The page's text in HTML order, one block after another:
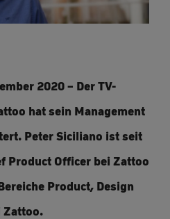
2020 – Der TV-
hat sein Management
Peter Siciliano ist seit
Product Officer bei Zattoo
Product, Design
Zattoo.